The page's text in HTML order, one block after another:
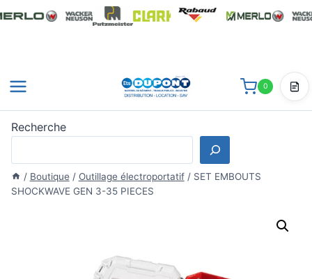
0
/ Boutique / Outillage électroportatif / SET EMBOUTS
SHOCKWAVE GEN 3-35 PIECES
Recherche